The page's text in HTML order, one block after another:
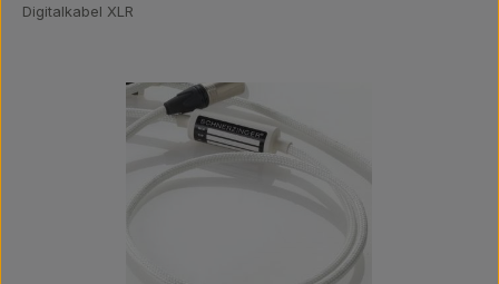
Digitalkabel XLR
Bildergalerie überspringen